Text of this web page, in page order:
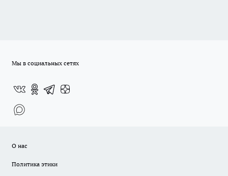
Мы в социальных сетях
О нас
Политика этики